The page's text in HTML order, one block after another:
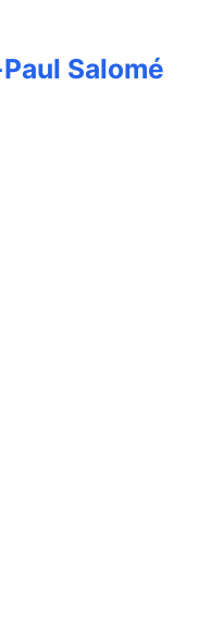
Salomé